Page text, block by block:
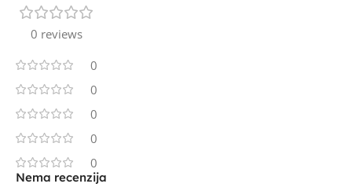
0 reviews
0
0
0
0
0
Nema recenzija